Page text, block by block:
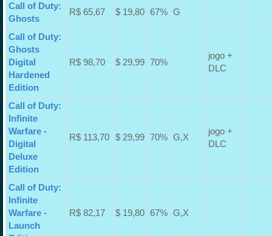
Call of Duty:
Ghosts
R$ 65,67 $ 19,80 67% G
Call of Duty:
Ghosts
Digital
Hardened
Edition
R$ 98,70 $ 29,99 70%
jogo +
DLC
Call of Duty:
Infinite
Warfare -
Digital
Deluxe
Edition
R$ 113,70 $ 29,99 70% G,X
jogo +
DLC
Call of Duty:
Infinite
Warfare -
Launch
R$ 82,17 $ 19,80 67% G,X